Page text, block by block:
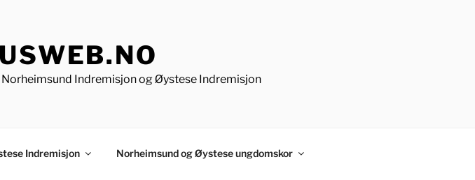
Indremisjon og Øystese Indremisjon
Indremisjon Norheimsund og Øystese ungdomskor